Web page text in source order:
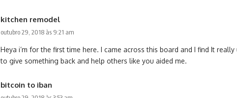
kitchen remodel
outubro 29, 2018 às 9:21 am
Heya i’m for the first time here. I came across this board and I find It
to give something back and help others like you aided me.
bitcoin to iban